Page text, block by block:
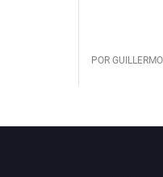
POR